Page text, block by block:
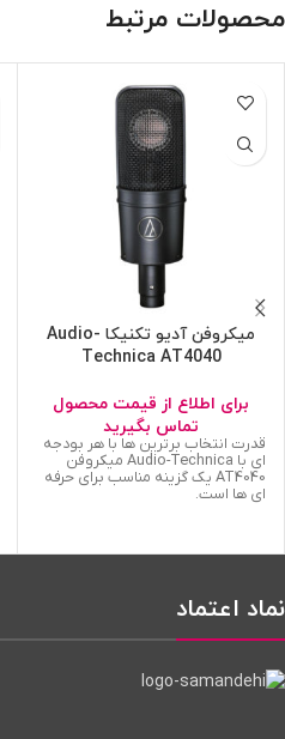
محصولات مرتبط
میکروفن آدیو تکنیکا Audio-
Technica AT4040
برای اطلاع از قیمت محصول
تماس بگیرید
قدرت انتخاب برترین ها با هر بودجه
ای با Audio-Technica میکروفن
AT4040 یک گزینه مناسب برای حرفه
ای ها است.
نماد اعتماد